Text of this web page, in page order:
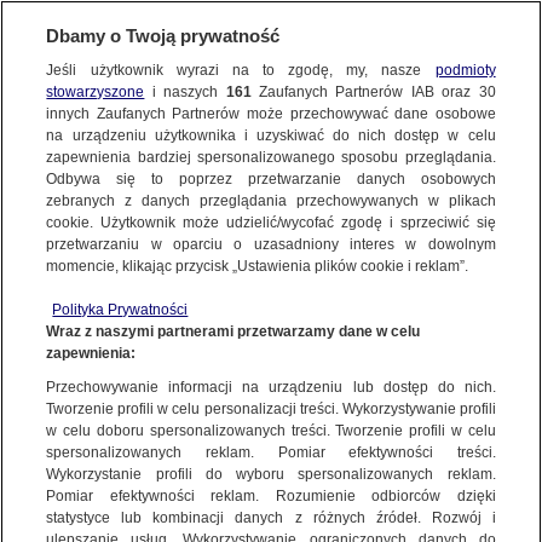
KONTAKT24
Wyślij Materiał
WYŚLIJ MATERIAŁ
NAJNOWSZE
GORĄCE TEMATY
WIĘCEJ
KANAŁY
Dzień dobry!
Jedno konto do wszystkich usług
KONTAKT24|NAJNOWSZE
MATERIAŁ UŻYTKOWNIKA
Rodzina łabędzi próbowała
przejść przez jezdnię |
Kontakt24 / Nadia
Rodzina łabędzi próbowała
Kontakt24 / Nadia
Kontakt24 /
Dbamy o Twoją prywatność
Jeśli użytkownik wyrazi na to zgodę, my, nasze podmioty
stowarzyszone i naszych 161Zaufanych Partnerów IAB oraz 30
innych Zaufanych Partnerów może przechowywać dane osobowe
na urządzeniu użytkownika i uzyskiwać do nich dostęp w celu
zapewnienia bardziej spersonalizowanego sposobu przeglądania.
Odbywa się to poprzez przetwarzanie danych osobowych
zebranych z danych przeglądania przechowywanych w plikach
cookie. Użytkownik może udzielić/wycofać zgodę i sprzeciwić się
przetwarzaniu w oparciu o uzasadniony interes w dowolnym
momencie, klikając przycisk „Ustawienia plików cookie i reklam”.
Polityka Prywatności
Wraz z naszymi partnerami przetwarzamy dane w celu
zapewnienia:
Przechowywanie informacji na urządzeniu lub dostęp do nich.
Tworzenie profili w celu personalizacji treści. Wykorzystywanie profili
w celu doboru spersonalizowanych treści. Tworzenie profili w celu
spersonalizowanych reklam. Pomiar efektywności treści.
Wykorzystanie profili do wyboru spersonalizowanych reklam.
Pomiar efektywności reklam. Rozumienie odbiorców dzięki
statystyce lub kombinacji danych z różnych źródeł. Rozwój i